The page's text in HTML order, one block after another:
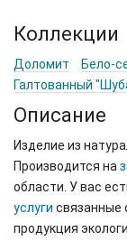
Коллекции
Доломит Бело-
Галтованный
Описание
Изделие из
Производится на
области. У вас
услуги связанные
продукция